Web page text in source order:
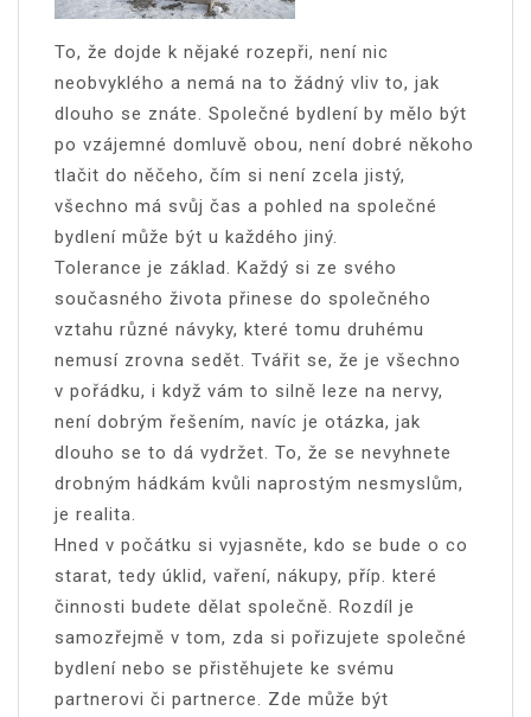
To, že dojde k nějaké rozepři, není nic
neobvyklého a nemá na to žádný vliv to, jak
dlouho se znáte. Společné bydlení by mělo být
po vzájemné domluvě obou, není dobré někoho
tlačit do něčeho, čím si není zcela jistý,
všechno má svůj čas a pohled na společné
bydlení může být u každého jiný.
Tolerance je základ. Každý si ze svého
současného života přinese do společného
vztahu různé návyky, které tomu druhému
nemusí zrovna sedět. Tvářit se, že je všechno
v pořádku, i když vám to silně leze na nervy,
není dobrým řešením, navíc je otázka, jak
dlouho se to dá vydržet. To, že se nevyhnete
drobným hádkám kvůli naprostým nesmyslům,
je realita.
Hned v počátku si vyjasněte, kdo se bude o co
starat, tedy úklid, vaření, nákupy, příp. které
činnosti budete dělat společně. Rozdíl je
samozřejmě v tom, zda si pořizujete společné
bydlení nebo se přistěhujete ke svému
partnerovi či partnerce. Zde může být